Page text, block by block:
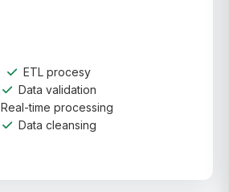
ETL procesy
Data validation
Real-time processing
Data cleansing